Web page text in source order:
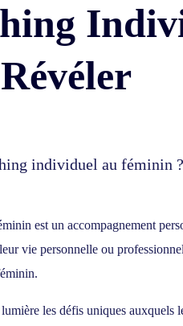
individuel au féminin ?
est un accompagnement
vie personnelle ou
les défis uniques auxquels